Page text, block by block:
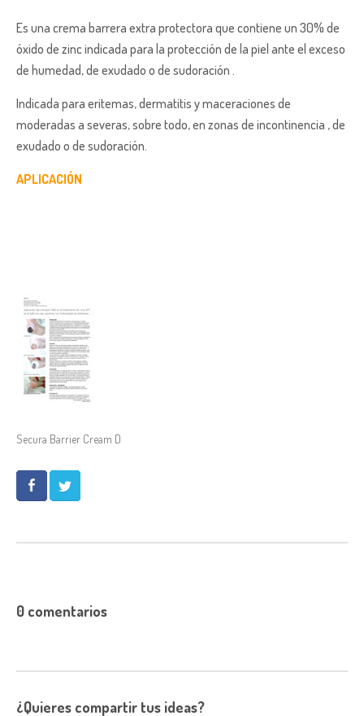
Es una crema barrera extra protectora que contiene un 30% de
óxido de zinc indicada para la protección de la piel ante el exceso
de humedad, de exudado o de sudoración .
Indicada para eritemas, dermatitis y maceraciones de
moderadas a severas, sobre todo, en zonas de incontinencia , de
exudado o de sudoración.
APLICACIÓN
Secura Barrier Cream D
0 comentarios
¿Quieres compartir tus ideas?